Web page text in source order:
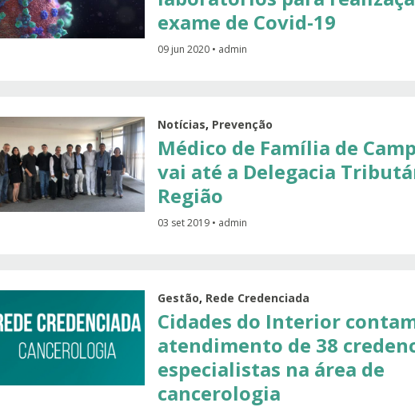
exame de Covid-19
09 jun 2020 • admin
Notícias, Prevenção
Médico de Família de
vai até a Delegacia
Região
03 set 2019 • admin
Gestão, Rede Credenciada
Cidades do Interior
atendimento de 38
especialistas na área de
cancerologia